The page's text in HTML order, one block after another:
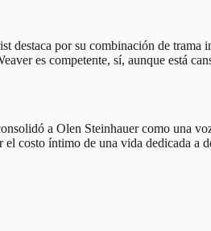
destaca por su combinación de
es competente, sí, aunque está
a Olen Steinhauer como una
íntimo de una vida dedicada a